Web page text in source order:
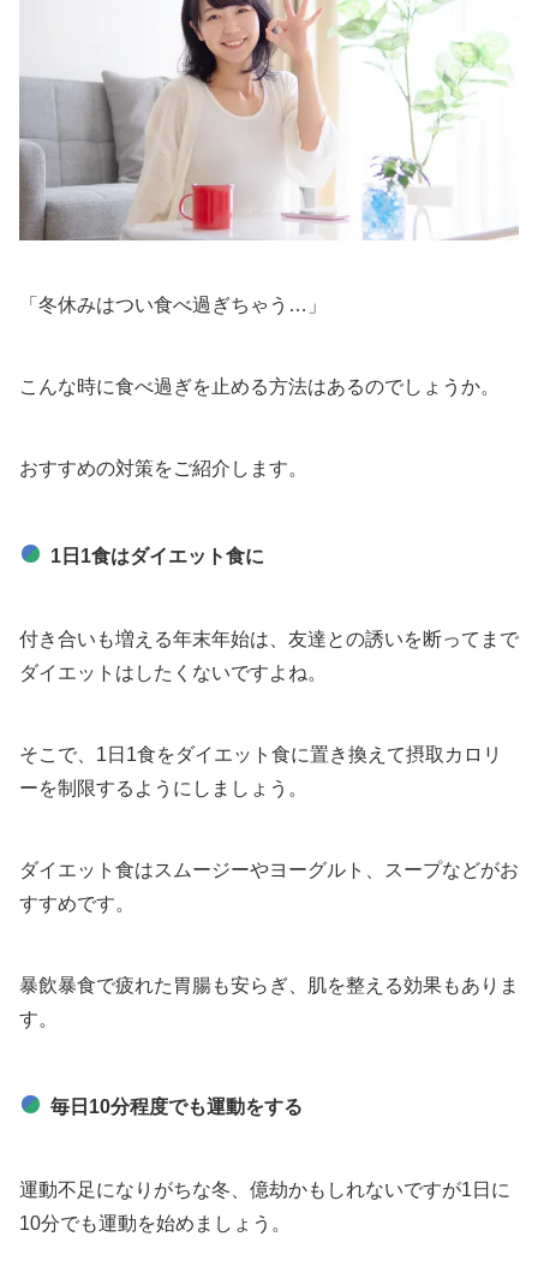
「冬休みはつい食べ過ぎちゃう…」
こんな時に食べ過ぎを止める方法はあるのでしょうか。
おすすめの対策をご紹介します。
1日1食はダイエット食に
付き合いも増える年末年始は、友達との誘いを断ってまで
ダイエットはしたくないですよね。
そこで、1日1食をダイエット食に置き換えて摂取カロリ
ーを制限するようにしましょう。
ダイエット食はスムージーやヨーグルト、スープなどがお
すすめです。
暴飲暴食で疲れた胃腸も安らぎ、肌を整える効果もありま
す。
毎日10分程度でも運動をする
運動不足になりがちな冬、億劫かもしれないですが1日に
10分でも運動を始めましょう。